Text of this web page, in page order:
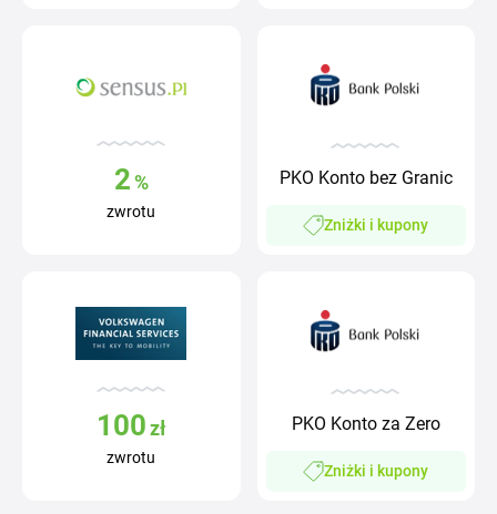
2%
zwrotu
PKO Konto bez Granic
Zniżki i kupony
100zł
zwrotu
PKO Konto za Zero
Zniżki i kupony